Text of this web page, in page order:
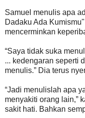
Samuel menulis apa
Dadaku Ada
mencerminkan
“Saya tidak suka
... kedengaran seperti
menulis.” Dia terus
“Jadi menulislah apa
menyakiti orang lain,”
sakit hati. Bahkan